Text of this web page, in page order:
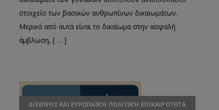
στοιχείο των βασικών ανθρωπίνων δικαιωμάτων.
Μερικά από αυτά είναι το δικαίωμα στην ασφαλή
άμβλωση, [ … ]
ΔΙΕΘΝΉΣ ΚΑΙ ΕΥΡΩΠΑΪΚΉ ΠΟΛΙΤΙΚΉ ΕΠΙΚΑΙΡΌΤΗΤΑ